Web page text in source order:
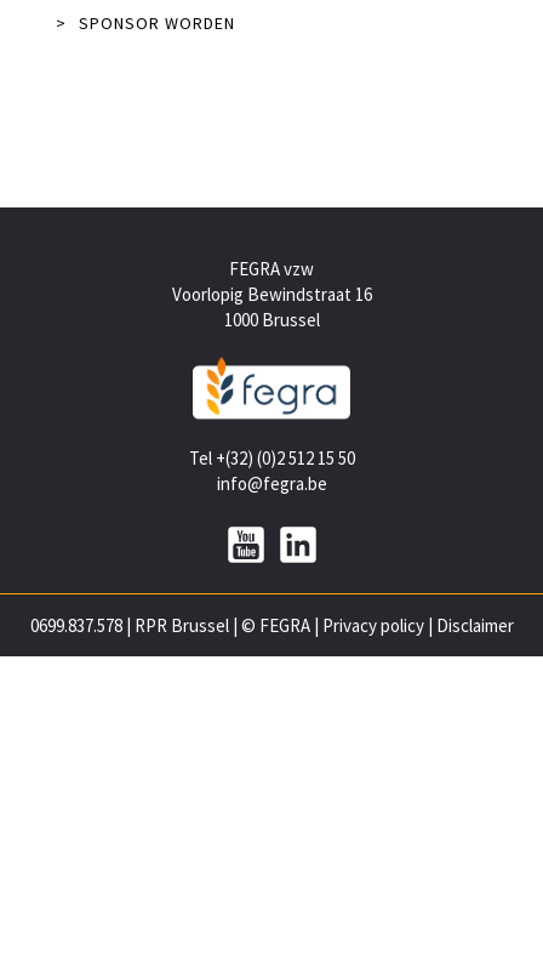
>
SPONSOR WORDEN
FEGRA vzw
Voorlopig Bewindstraat 16
1000 Brussel
Tel +(32) (0)2 512 15 50
info@fegra.be
0699.837.578| RPR Brussel| © FEGRA| Privacy policy| Disclaimer